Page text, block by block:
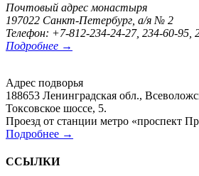
Почтовый адрес монастыря
197022 Санкт-Петербург, а/я № 2
Телефон: +7-812-234-24-27, 234-60-95,
Подробнее →
Адрес подворья
188653 Ленинградская обл.,
Токсовское шоссе, 5.
Проезд от станции метро «проспект
Подробнее →
ССЫЛКИ